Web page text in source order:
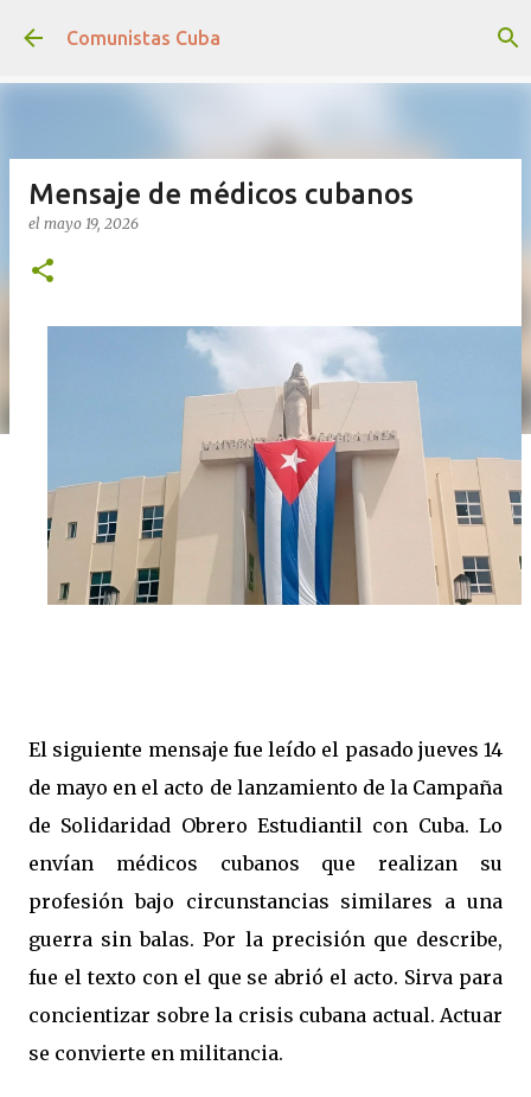
Ir al contenido principal
Comunistas Cuba
Mensaje de médicos cubanos
el mayo 19, 2026
El siguiente mensaje fue leído el pasado jueves 14
de mayo en el acto de lanzamiento de la Campaña
de Solidaridad Obrero Estudiantil con Cuba. Lo
envían médicos cubanos que realizan su
profesión bajo circunstancias similares a una
guerra sin balas. Por la precisión que describe,
fue el texto con el que se abrió el acto. Sirva para
concientizar sobre la crisis cubana actual. Actuar
se convierte en militancia.